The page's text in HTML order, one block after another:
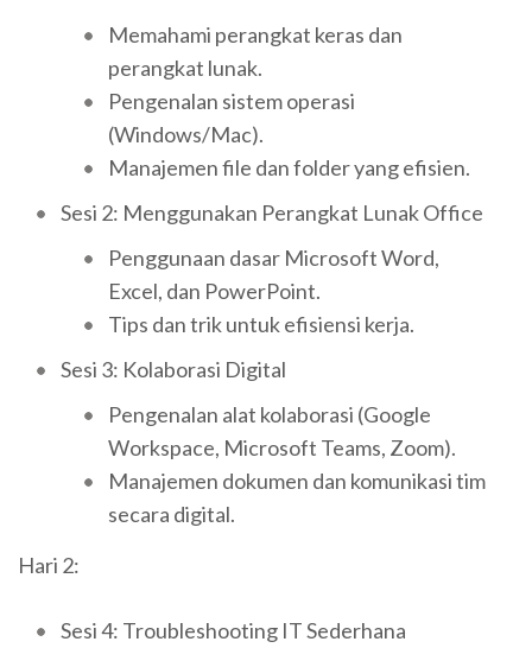
Memahami perangkat keras dan
perangkat lunak.
Pengenalan sistem operasi
(Windows/Mac).
Manajemen file dan folder yang efisien.
Sesi 2: Menggunakan Perangkat Lunak Office
Penggunaan dasar Microsoft Word,
Excel, dan PowerPoint.
Tips dan trik untuk efisiensi kerja.
Sesi 3: Kolaborasi Digital
Pengenalan alat kolaborasi (Google
Workspace, Microsoft Teams, Zoom).
Manajemen dokumen dan komunikasi tim
secara digital.
Hari 2:
Sesi 4: Troubleshooting IT Sederhana